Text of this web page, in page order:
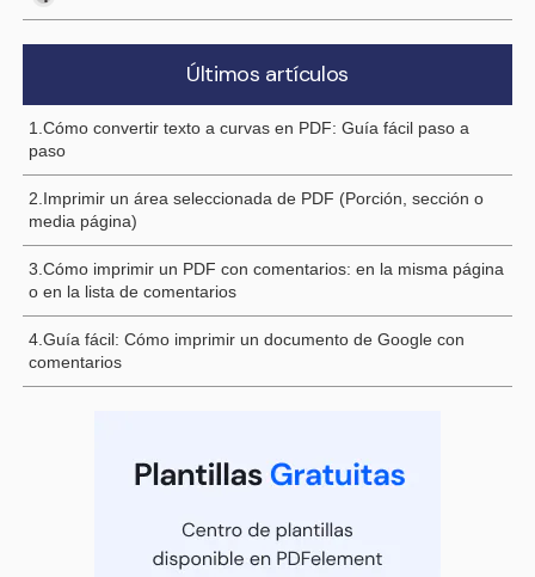
Últimos artículos
1.Cómo convertir texto a curvas en PDF: Guía fácil paso a
paso
2.Imprimir un área seleccionada de PDF (Porción, sección o
media página)
3.Cómo imprimir un PDF con comentarios: en la misma página
o en la lista de comentarios
4.Guía fácil: Cómo imprimir un documento de Google con
comentarios